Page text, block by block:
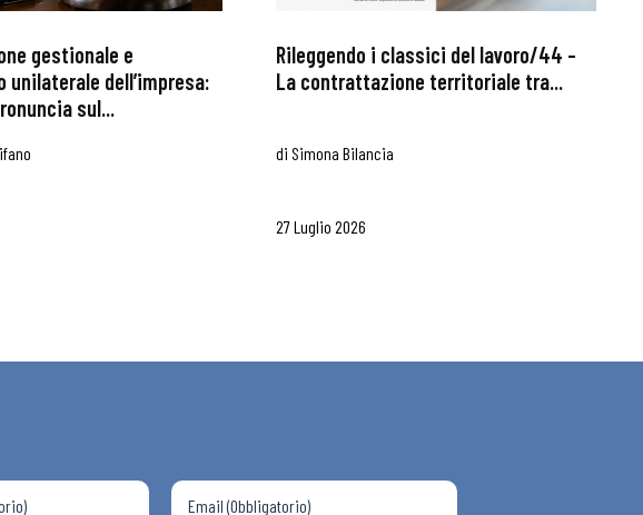
gestionale e
unilaterale dell’impresa:
sul...
Rileggendo i classici del lavoro/44 –
La contrattazione territoriale tra...
di Simona Bilancia
27 Luglio 2026